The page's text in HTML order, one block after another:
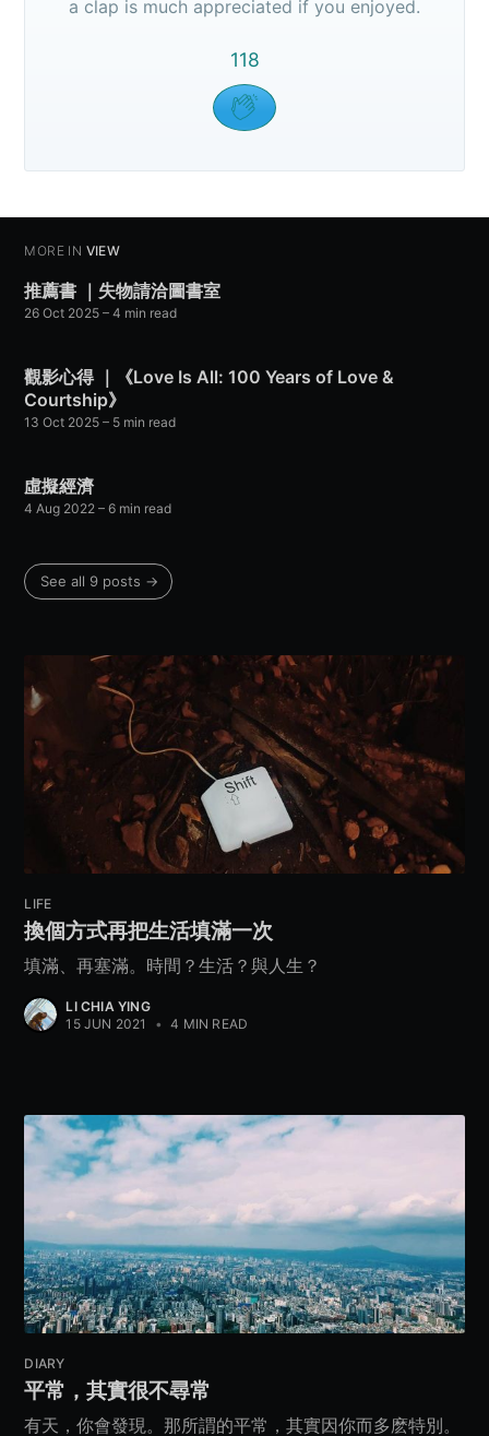
a clap is much appreciated if you enjoyed.
118
MORE IN VIEW
推薦書 ｜失物請洽圖書室
26 Oct 2025 – 4 min read
觀影心得 ｜《Love Is All: 100 Years of Love &
Courtship》
13 Oct 2025 – 5 min read
虛擬經濟
4 Aug 2022 – 6 min read
See all 9 posts →
LIFE
換個方式再把生活填滿一次
填滿、再塞滿。時間？生活？與人生？
LI CHIA YING
15 JUN 2021
• 4 MIN READ
DIARY
平常，其實很不尋常
有天，你會發現。那所謂的平常，其實因你而多麽特別。